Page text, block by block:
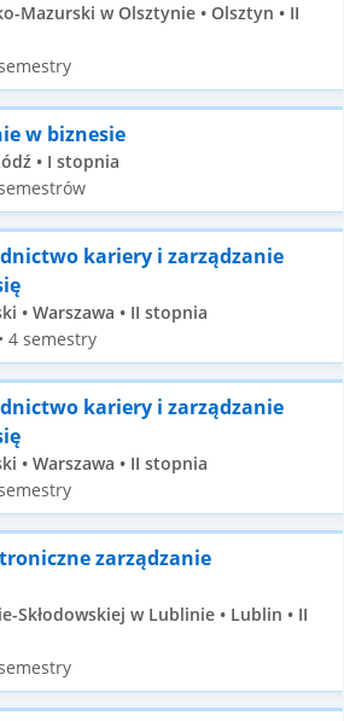
Mazurski w Olsztynie • Olsztyn • II
w biznesie
• I stopnia
kariery i zarządzanie
• Warszawa • II stopnia
4 semestry
kariery i zarządzanie
• Warszawa • II stopnia
zarządzanie
Skłodowskiej w Lublinie • Lublin • II